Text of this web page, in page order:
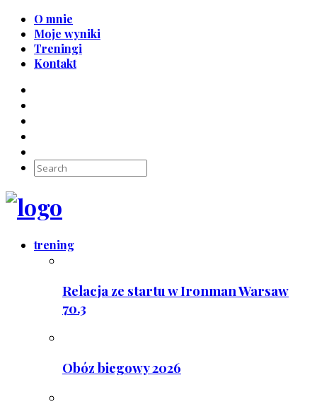
O mnie
Moje wyniki
Treningi
Kontakt
trening
Relacja ze startu w Ironman Warsaw
70.3
Obóz biegowy 2026